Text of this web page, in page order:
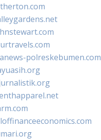
polreskebumen.com